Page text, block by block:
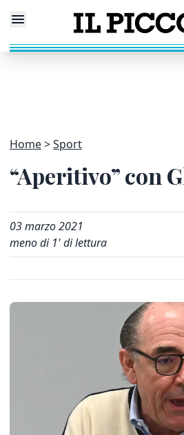
Home Sport
“Aperitivo” con
03 marzo 2021
meno di 1' di lettura